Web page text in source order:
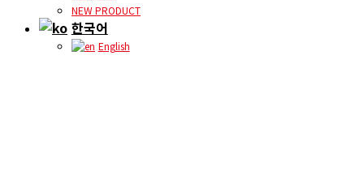
NEW PRODUCT
한국어
English